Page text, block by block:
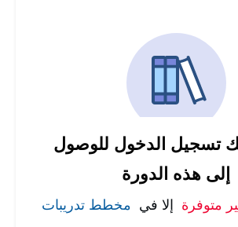
تسجيل الدخول للوصول
إلى هذه الدورة
متوفرة إلا في مخطط تدريبات